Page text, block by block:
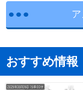
おすすめ情報